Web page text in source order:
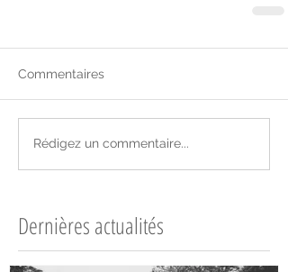
Commentaires
Rédigez un commentaire...
Dernières actualités